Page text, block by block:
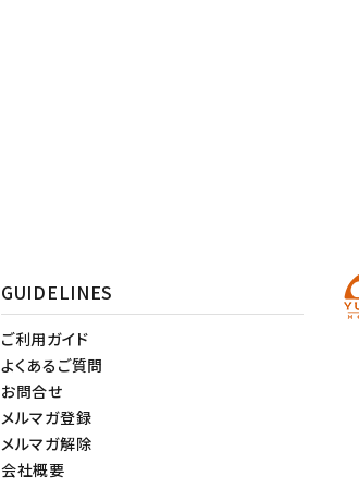
GUIDELINES
ご利用ガイド
よくあるご質問
お問合せ
メルマガ登録
メルマガ解除
会社概要